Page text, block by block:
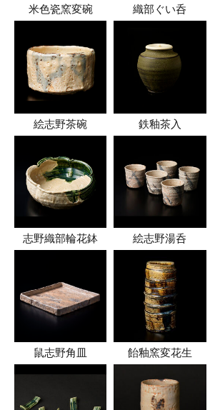
米色瓷窯変碗 織部ぐい呑
絵志野茶碗 鉄釉茶入
志野織部輪花鉢 絵志野湯呑
鼠志野角皿 飴釉窯変花生